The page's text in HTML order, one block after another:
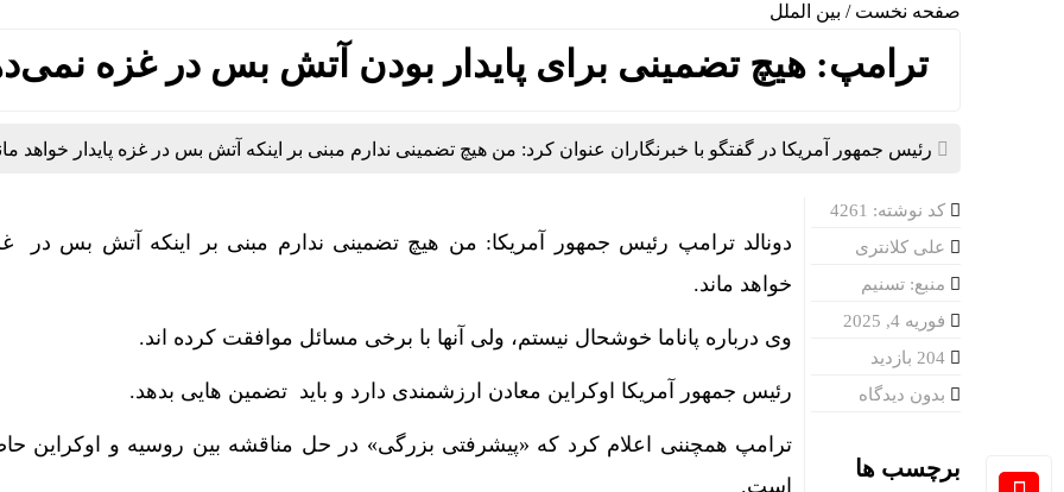
صفحه نخست / بین الملل
ترامپ: هیچ تضمینی برای پایدار بودن آتش بس در غزه
رئیس جمهور آمریکا در گفتگو با خبرنگاران عنوان کرد: من هیچ تضمینی ندارم مبنی بر اینکه آتش بس در غزه پایدار خواهد
کد نوشته: 4261
علی کلانتری
منبع: تسنیم
فوریه 4, 2025
بدون دیدگاه
برچسب ها
دونالد ترامپ رئیس جمهور آمریکا: من هیچ تضمینی ندارم مبنی بر اینکه آتش بس در
خواهد ماند.
وی درباره پاناما خوشحال نیستم، ولی آنها با برخی مسائل موافقت کرده اند.
رئیس جمهور آمریکا اوکراین معادن ارزشمندی دارد و باید تضمین هایی بدهد.
ترامپ همچننی اعلام کرد که «پیشرفتی بزرگی» در حل مناقشه بین روسیه و اوکراین
است.